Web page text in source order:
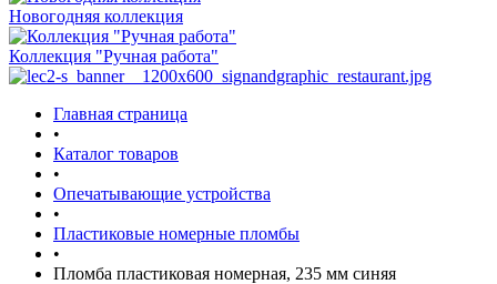
Новогодняя коллекция
Коллекция "Ручная работа"
Главная страница
•
Каталог товаров
•
Опечатывающие устройства
•
Пластиковые номерные пломбы
•
Пломба пластиковая номерная, 235 мм синяя